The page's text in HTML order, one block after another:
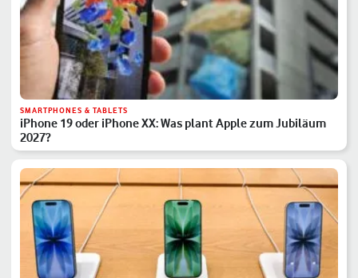
SMARTPHONES & TABLETS
iPhone 19 oder iPhone XX: Was plant Apple zum Jubiläum
2027?